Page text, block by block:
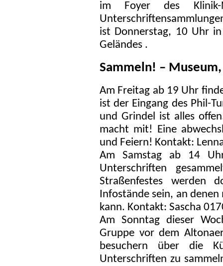
im Foyer des Klinik-
ist Donnerstag, 10 Uhr
Geländes .
Sammeln! –
Am Freitag ab 19 Uhr
ist der Eingang des Phil-
und Grindel ist alles
macht mit! Eine
und Feiern! Kontakt:
Am Samstag ab 14
Unterschriften
Straßenfestes werden
Infostände sein, an
kann. Kontakt: Sascha
Am Sonntag dieser
Gruppe vor dem
besuchern über die
Unterschriften zu